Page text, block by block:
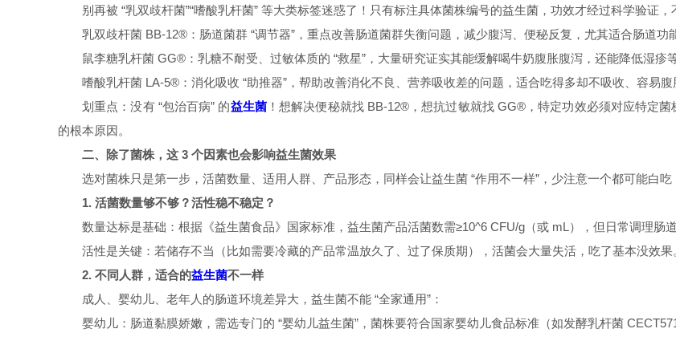
别再被 “乳双歧杆菌”“嗜酸乳杆菌” 等大类标签迷惑了！只有标注具体菌株编号的益生菌，功效才经过科学验证，
乳双歧杆菌 BB-12®：肠道菌群 “调节器”，重点改善肠道菌群失衡问题，减少腹泻、便秘反复，尤其适合肠道功
鼠李糖乳杆菌 GG®：乳糖不耐受、过敏体质的 “救星”，大量研究证实其能缓解喝牛奶腹胀腹泻，还能降低湿疹
嗜酸乳杆菌 LA-5®：消化吸收 “助推器”，帮助改善消化不良、营养吸收差的问题，适合吃得多却不吸收、容易腹
划重点：没有 “包治百病” 的益生菌！想解决便秘就找 BB-12®，想抗过敏就找 GG®，特定功效必须对应特定菌
的根本原因。
二、除了菌株，这 3 个因素也会影响益生菌效果
选对菌株只是第一步，活菌数量、适用人群、产品形态，同样会让益生菌 “作用不一样”，少注意一个都可能白吃
1. 活菌数量够不够？活性稳不稳定？
数量达标是基础：根据《益生菌食品》国家标准，益生菌产品活菌数需≥10^6 CFU/g（或 mL），但日常调理肠
活性是关键：若储存不当（比如需要冷藏的产品常温放久了、过了保质期），活菌会大量失活，吃了基本没效
2. 不同人群，适合的益生菌不一样
成人、婴幼儿、老年人的肠道环境差异大，益生菌不能 “全家通用”：
婴幼儿：肠道黏膜娇嫩，需选专门的 “婴幼儿益生菌”，菌株要符合国家婴幼儿食品标准（如发酵乳杆菌